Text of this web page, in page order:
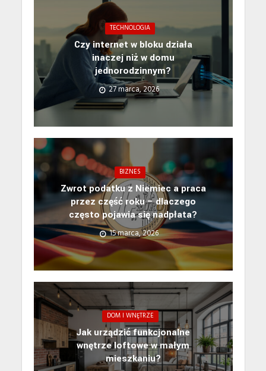
TECHNOLOGIA
Czy internet w bloku działa
inaczej niż w domu
jednorodzinnym?
27 marca, 2026
BIZNES
Zwrot podatku z Niemiec a praca
przez część roku – dlaczego
często pojawia się nadpłata?
15 marca, 2026
DOM I WNĘTRZE
Jak urządzić funkcjonalne
wnętrze loftowe w małym
mieszkaniu?